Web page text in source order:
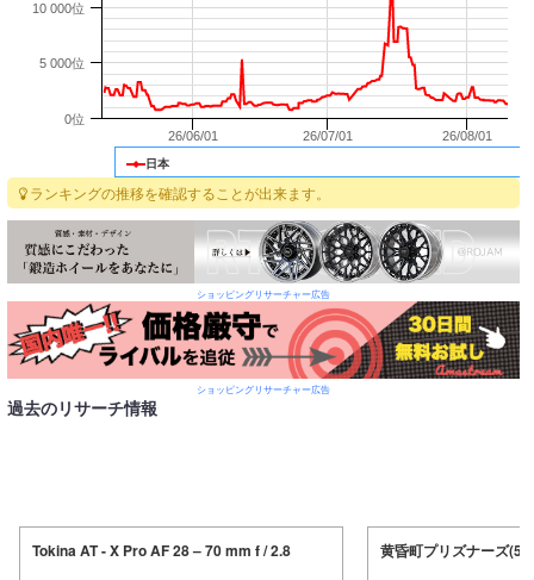
日本
26/06/01 26/07/01 26/08/01
0位
5 000位
10 000位
ランキングの推移を確認することが出来ます。
ショッピングリサーチャー広告
ショッピングリサーチャー広告
過去のリサーチ情報
Tokina AT - X Pro AF 28 – 70 mm f / 2.8 黄昏町プリズナーズ(5)